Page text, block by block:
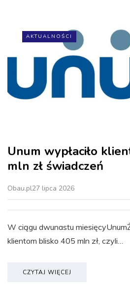
AKTUALNOŚCI
Unum wypłaciło
mln zł świadczeń
Obau.pl27 lipca 2026
W ciągu dwunastu
klientom blisko 405 mln zł, czyli…
CZYTAJ WIĘCEJ